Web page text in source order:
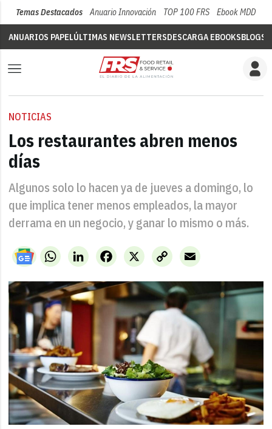
Temas Destacados Anuario Innovación TOP 100 FRS Ebook MDD
ANUARIOS PAPELÚLTIMAS NEWSLETTERSDESCARGA EBOOKSBLOGS
NOTICIAS
Los restaurantes abren menos
días
Algunos solo lo hacen ya de jueves a domingo, lo
que implica tener menos empleados, la mayor
derrama en un negocio, y ganar lo mismo o más.
WhatsAppLinkedIn X
Facebook
Copy
Link
Email